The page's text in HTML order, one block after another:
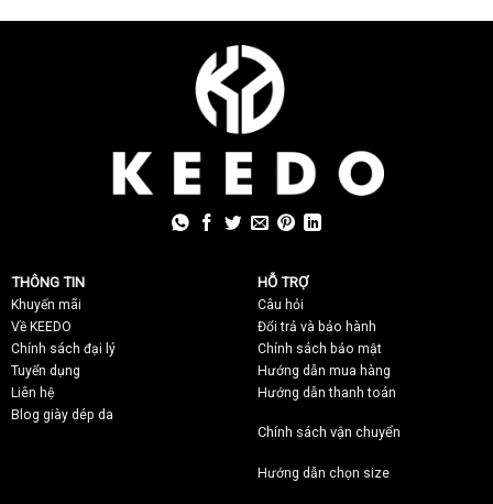
THÔNG TIN
Khuyến mãi
Về KEEDO
Chính sách đại lý
Tuyển dụng
Liên hệ
Blog giày dép da
HỖ TRỢ
Câu hỏi
Đổi trả và bảo hành
Chính sách bảo mật
Hướng dẫn mua hàng
Hướng dẫn thanh toán
Chính sách vận chuyển
Hướng dẫn chọn size